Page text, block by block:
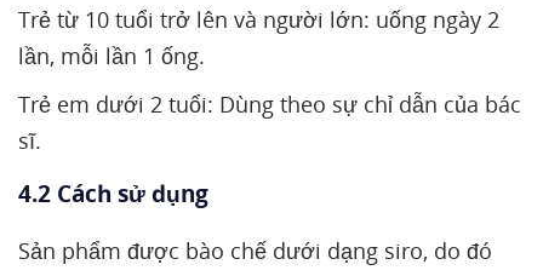
Trẻ từ 10 tuổi trở lên và người lớn: uống ngày 2
lần, mỗi lần 1 ống.
Trẻ em dưới 2 tuổi: Dùng theo sự chỉ dẫn của bác
sĩ.
4.2 Cách sử dụng
Sản phẩm được bào chế dưới dạng siro, do đó